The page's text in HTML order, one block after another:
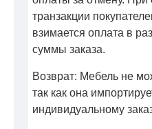
транзакции
взимается оплата в
суммы заказа.
Возврат: Мебель не
так как она
индивидуальному